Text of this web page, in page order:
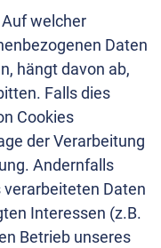
welcher
Daten
hängt davon ab,
Falls dies
Cookies
der Verarbeitung
Andernfalls
Daten
Interessen (z.B.
Betrieb unseres